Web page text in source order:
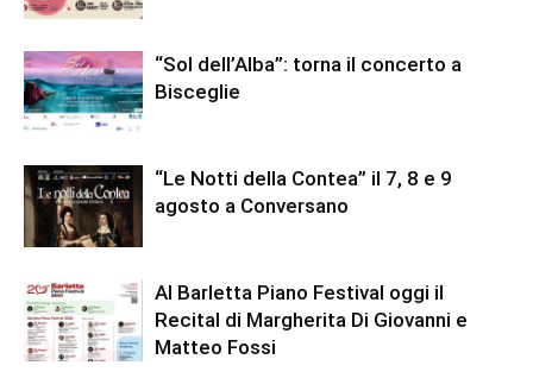
“Sol dell’Alba”: torna il concerto a
Bisceglie
“Le Notti della Contea” il 7, 8 e 9
agosto a Conversano
Al Barletta Piano Festival oggi il
Recital di Margherita Di Giovanni e
Matteo Fossi